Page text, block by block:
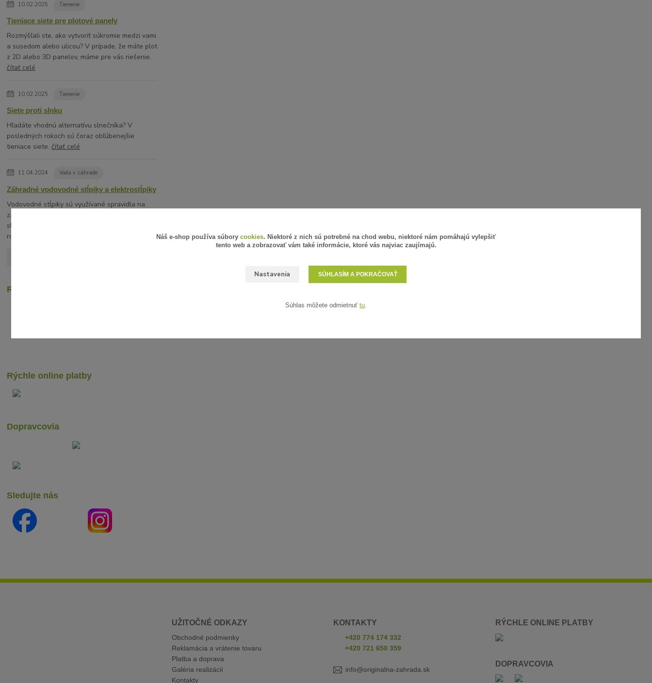
10.02.2025 Tienenie
Tieniace siete pre plotové panely
Rozmýšľali ste, ako vytvoriť súkromie medzi vami
a susedom alebo ulicou? V prípade, že máte plot
z 2D alebo 3D panelov, máme pre vás riešenie.
čítať celé
10.02.2025 Tienenie
Siete proti slnku
Hľadáte vhodnú alternatívu slnečníka? V
posledných rokoch sú čoraz obľúbenejšie
tieniace siete.čítať celé
11.04.2024 Voda v záhrade
Záhradné vodovodné stĺpiky a elektrostĺpiky
Vodovodné stĺpiky sú využívané spravidla na
záhradách rodinných domov ako hydranty
slúžiace na estetické a komfortné napojenie na
rozvod vody napríkla...
Recenzie zákazníkov
Rýchle online platby
Dopravcovia
Sledujte nás
UŽITOČNÉ ODKAZY
Obchodné podmienky
Reklamácia a vrátenie tovaru
Platba a doprava
Galéria realizácií
Kontakty
KONTAKTY
+420 774 174 332
+420 721 650 359
info@originalna-zahrada.sk
RÝCHLE ONLINE PLATBY
DOPRAVCOVIA
Náš e-shop používa súbory cookies. Niektoré z nich sú potrebné na chod webu, niektoré nám pomáhajú vylepšiť
tento web a zobrazovať vám také informácie, ktoré vás najviac zaujímajú.
Nastavenia SÚHLASÍM A POKRAČOVAŤ
Súhlas môžete odmietnuť tu.